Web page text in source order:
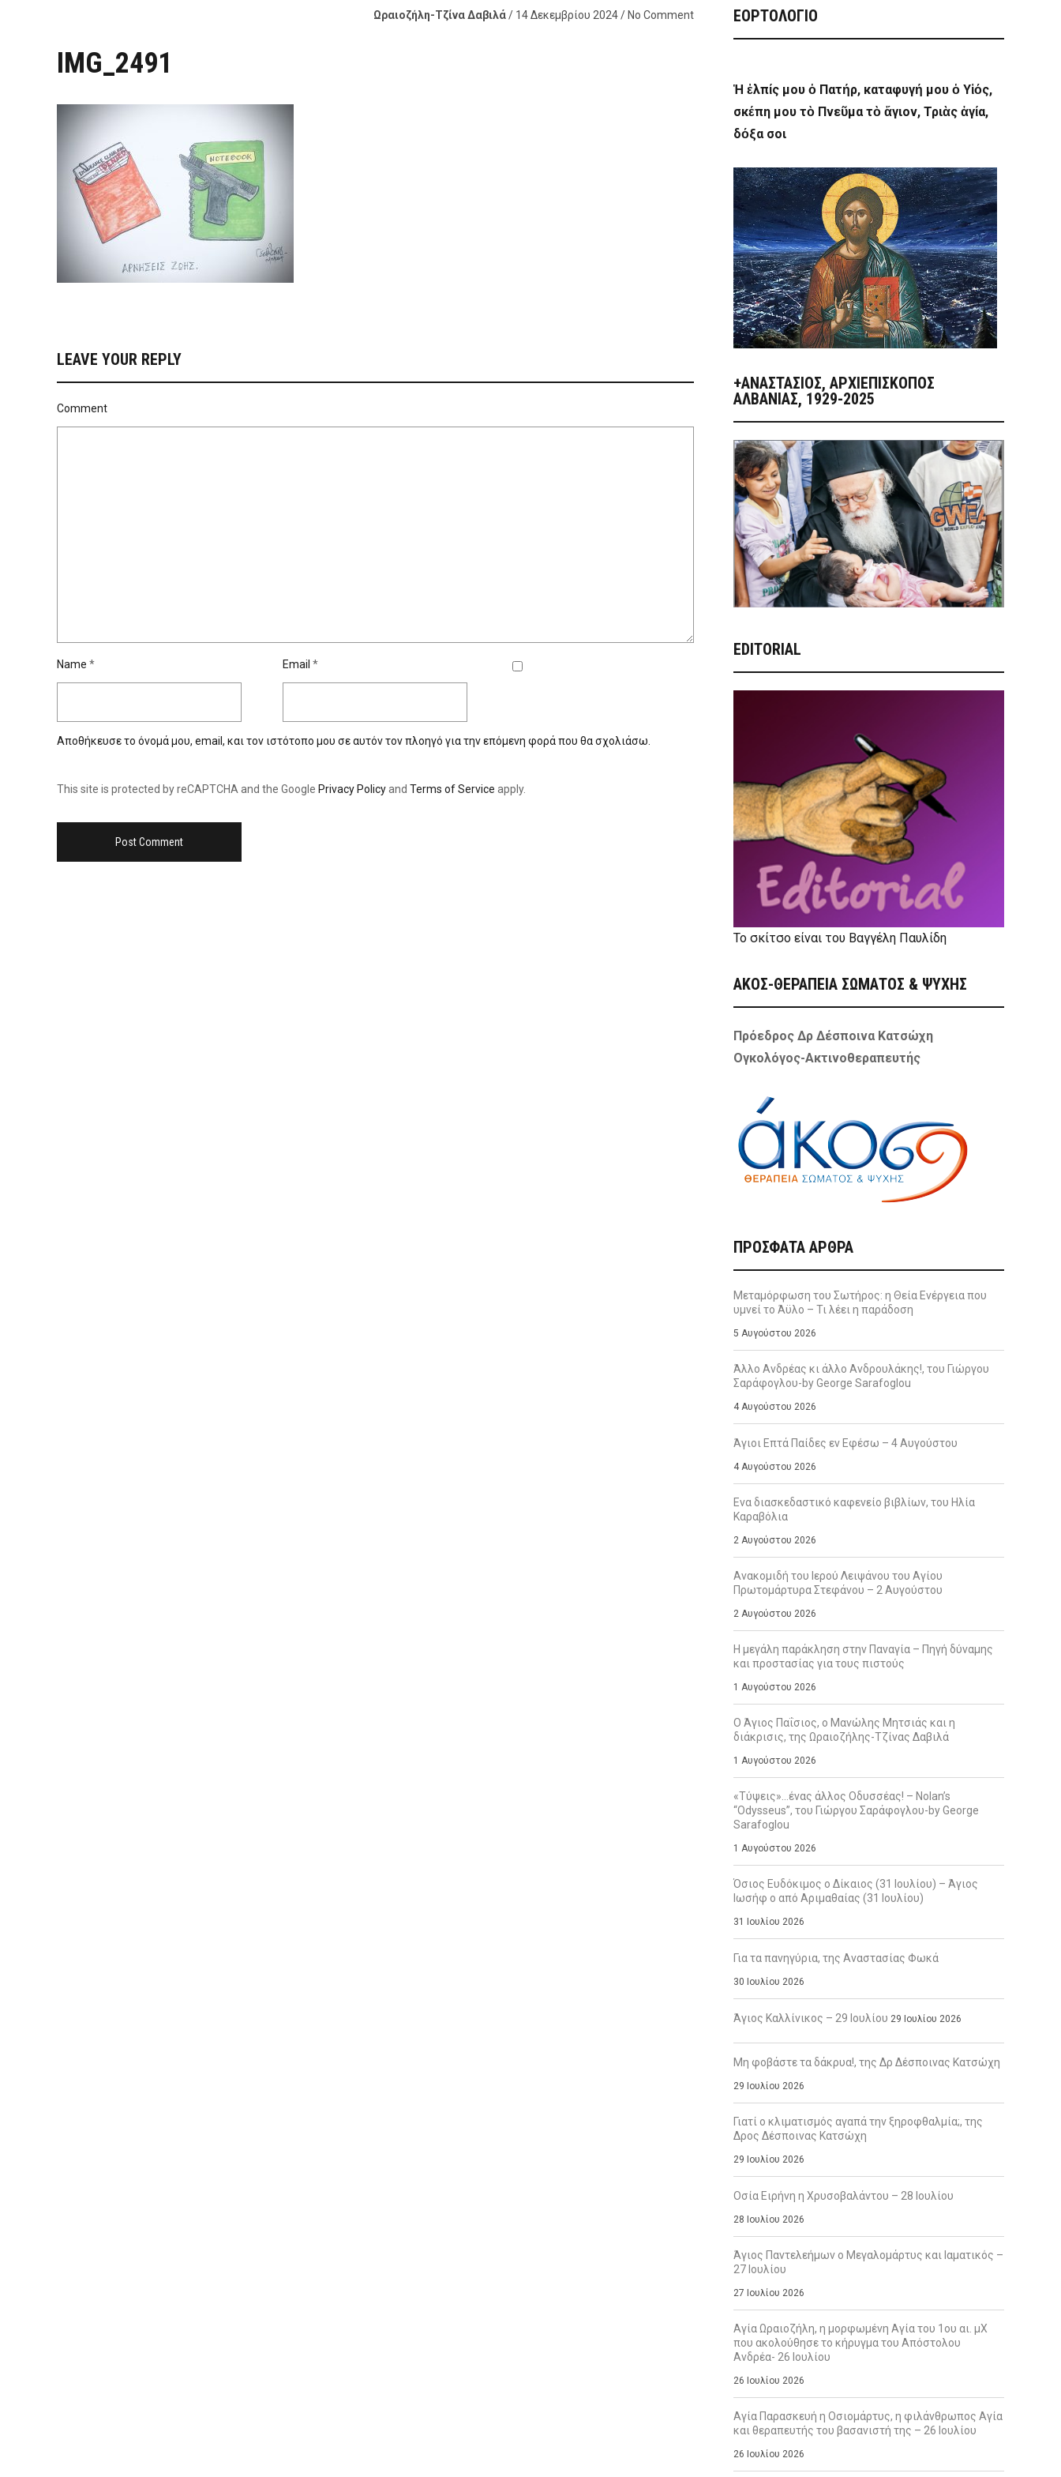
Ωραιοζήλη-Τζίνα Δαβιλά/ 14 Δεκεμβρίου 2024 / No Comment
IMG_2491
LEAVE YOUR REPLY
Comment
Name * Email *
Αποθήκευσε το όνομά μου, email, και τον ιστότοπο μου σε αυτόν τον πλοηγό για την επόμενη φορά που θα σχολιάσω.
This site is protected by reCAPTCHA and the Google Privacy Policyand Terms of Service apply.
ΕΟΡΤΟΛΟΓΙΟ
Ἡ ἐλπίς μου ὁ Πατήρ, καταφυγή μου ὁ Υἱός,
σκέπη μου τὸ Πνεῦμα τὸ ἅγιον, Τριὰς ἁγία,
δόξα σοι
+ΑΝΑΣΤΆΣΙΟΣ, ΑΡΧΙΕΠΊΣΚΟΠΟΣ
ΑΛΒΑΝΊΑΣ, 1929-2025
EDITORIAL
Το σκίτσο είναι του Βαγγέλη Παυλίδη
ΑΚΟΣ-ΘΕΡΑΠΕΙΑ ΣΩΜΑΤΟΣ & ΨΥΧΗΣ
Πρόεδρος Δρ Δέσποινα Κατσώχη
Ογκολόγος-Ακτινοθεραπευτής
ΠΡΌΣΦΑΤΑ ΆΡΘΡΑ
Μεταμόρφωση του Σωτήρος: η Θεία Ενέργεια που
υμνεί το Άϋλο – Τι λέει η παράδοση
5 Αυγούστου 2026
Άλλο Ανδρέας κι άλλο Ανδρουλάκης!, του Γιώργου
Σαράφογλου-by George Sarafoglou
4 Αυγούστου 2026
Άγιοι Επτά Παίδες εν Εφέσω – 4 Αυγούστου
4 Αυγούστου 2026
Ενα διασκεδαστικό καφενείο βιβλίων, του Ηλία
Καραβόλια
2 Αυγούστου 2026
Ανακομιδή του Ιερού Λειψάνου του Αγίου
Πρωτομάρτυρα Στεφάνου – 2 Αυγούστου
2 Αυγούστου 2026
Η μεγάλη παράκληση στην Παναγία – Πηγή δύναμης
και προστασίας για τους πιστούς
1 Αυγούστου 2026
Ο Άγιος Παΐσιος, ο Μανώλης Μητσιάς και η
διάκρισις, της Ωραιοζήλης-Τζίνας Δαβιλά
1 Αυγούστου 2026
«Τύψεις»…ένας άλλος Οδυσσέας! – Nolan’s
“Odysseus”, του Γιώργου Σαράφογλου-by George
Sarafoglou
1 Αυγούστου 2026
Όσιος Ευδόκιμος ο Δίκαιος (31 Ιουλίου) – Άγιος
Ιωσήφ ο από Αριμαθαίας (31 Ιουλίου)
31 Ιουλίου 2026
Για τα πανηγύρια, της Αναστασίας Φωκά
30 Ιουλίου 2026
Άγιος Καλλίνικος – 29 Ιουλίου 29 Ιουλίου 2026
Μη φοβάστε τα δάκρυα!, της Δρ Δέσποινας Κατσώχη
29 Ιουλίου 2026
Γιατί ο κλιματισμός αγαπά την ξηροφθαλμία;, της
Δρος Δέσποινας Κατσώχη
29 Ιουλίου 2026
Οσία Ειρήνη η Χρυσοβαλάντου – 28 Ιουλίου
28 Ιουλίου 2026
Άγιος Παντελεήμων ο Μεγαλομάρτυς και Ιαματικός –
27 Ιουλίου
27 Ιουλίου 2026
Αγία Ωραιοζήλη, η μορφωμένη Αγία του 1ου αι. μΧ
που ακολούθησε το κήρυγμα του Απόστολου
Ανδρέα- 26 Ιουλίου
26 Ιουλίου 2026
Αγία Παρασκευή η Οσιομάρτυς, η φιλάνθρωπος Αγία
και θεραπευτής του βασανιστή της – 26 Ιουλίου
26 Ιουλίου 2026